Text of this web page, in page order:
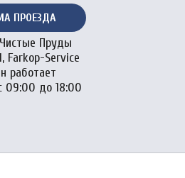
ПРОЕЗДА
Пруды
Farkop-Service
работает
09:00 до 18:00